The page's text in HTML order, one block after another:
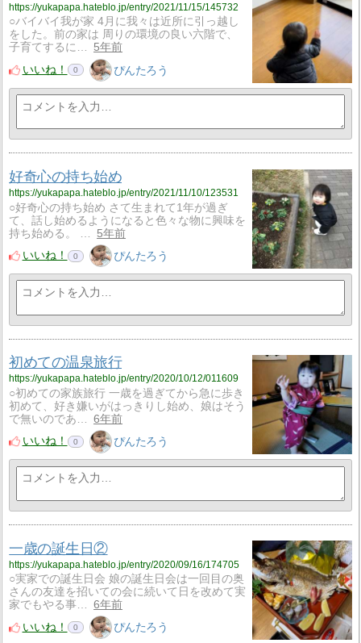
https://yukapapa.hateblo.jp/entry/2021/11/15/145732
○バイバイ我が家 4月に我々は近所に引っ越し
をした。前の家は 周りの環境の良い六階で、
子育てするに…
5年前
いいね！
0 ぴんたろう
好奇心の持ち始め
https://yukapapa.hateblo.jp/entry/2021/11/10/123531
○好奇心の持ち始め さて生まれて1年が過ぎ
て、話し始めるようになると色々な物に興味を
持ち始める。 …
5年前
いいね！
0 ぴんたろう
初めての温泉旅行
https://yukapapa.hateblo.jp/entry/2020/10/12/011609
○初めての家族旅行 一歳を過ぎてから急に歩き
初めて、好き嫌いがはっきりし始め、娘はそう
で無いのであ…
6年前
いいね！
0 ぴんたろう
一歳の誕生日②
https://yukapapa.hateblo.jp/entry/2020/09/16/174705
○実家での誕生日会 娘の誕生日会は一回目の奥
さんの友達を招いての会に続いて日を改めて実
家でもやる事…
6年前
いいね！
0 ぴんたろう